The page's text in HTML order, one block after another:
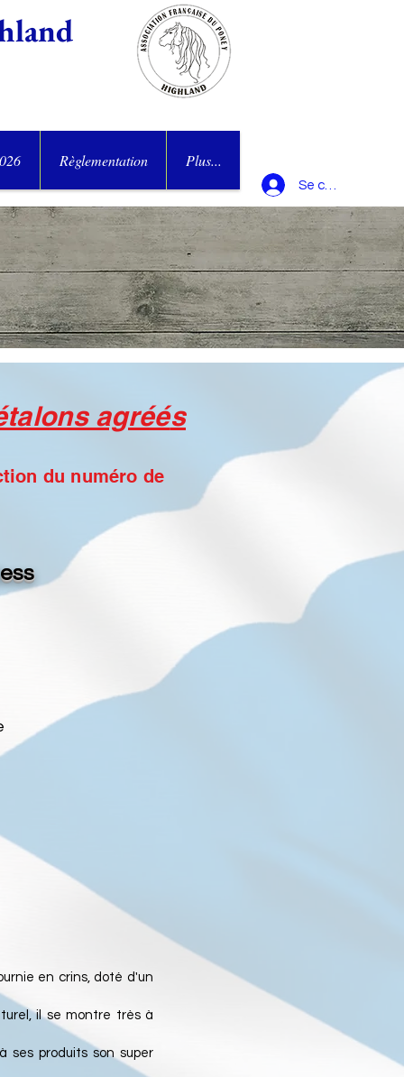
Règlementation Plus...
Se connecter
agréés
du numéro de
en crins, doté d'un
il se montre très à
ses produits son super